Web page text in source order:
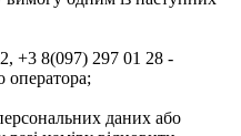
+3 8(097) 297 01 28 -
оператора;
даних або